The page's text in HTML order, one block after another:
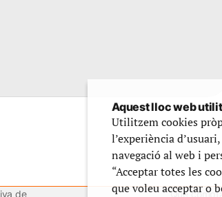
de
Que
Aquest lloc web
Utilitzem cookies
l’experiència
navegació al web i
“Acceptar totes les
que voleu acceptar o